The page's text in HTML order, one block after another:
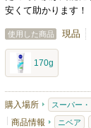
安くて助かります！
使用した商品 現品
170g
購入場所 スーパー
商品情報 ニベア